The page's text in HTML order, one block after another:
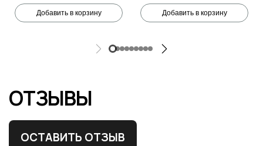
Добавить в корзину Добавить в корзину
ОТЗЫВЫ
ОСТАВИТЬ ОТЗЫВ